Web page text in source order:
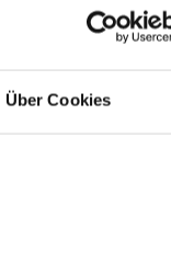
Über Cookies